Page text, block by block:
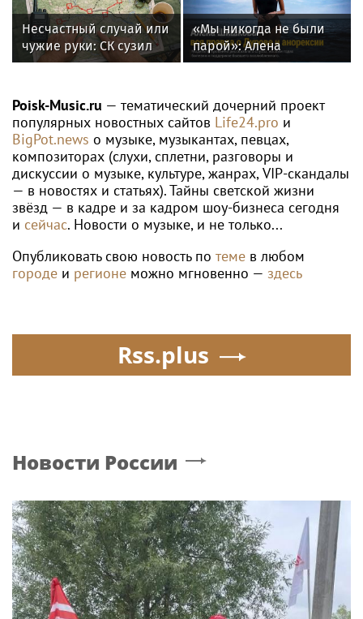
Несчастный случай или
чужие руки: СК сузил
загадку Усольцевых до
«Мы никогда не были
парой»: Алена
Шишкова — о Павле
Тимати
Poisk-Music.ru — тематический дочерний проект
популярных новостных сайтов Life24.pro и
BigPot.news о музыке, музыкантах, певцах,
композиторах (слухи, сплетни, разговоры и
дискуссии о музыке, культуре, жанрах, VIP-скандалы
— в новостях и статьях). Тайны светской жизни
звёзд — в кадре и за кадром шоу-бизнеса сегодня
и сейчас. Новости о музыке, и не только...
Опубликовать свою новость по теме в любом
городе и регионе можно мгновенно — здесь
Rss.plus
Новости России